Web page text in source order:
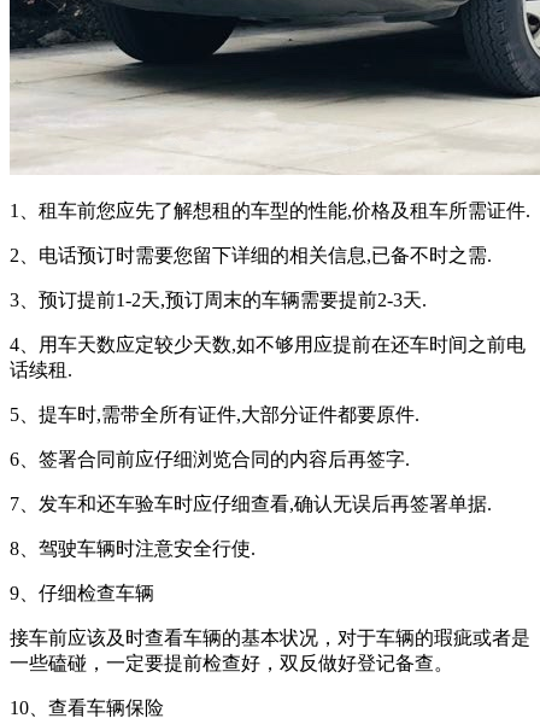
1、租车前您应先了解想租的车型的性能,价格及租车所需证件.
2、电话预订时需要您留下详细的相关信息,已备不时之需.
3、预订提前1-2天,预订周末的车辆需要提前2-3天.
4、用车天数应定较少天数,如不够用应提前在还车时间之前电
话续租.
5、提车时,需带全所有证件,大部分证件都要原件.
6、签署合同前应仔细浏览合同的内容后再签字.
7、发车和还车验车时应仔细查看,确认无误后再签署单据.
8、驾驶车辆时注意安全行使.
9、仔细检查车辆
接车前应该及时查看车辆的基本状况，对于车辆的瑕疵或者是
一些磕碰，一定要提前检查好，双反做好登记备查。
10、查看车辆保险